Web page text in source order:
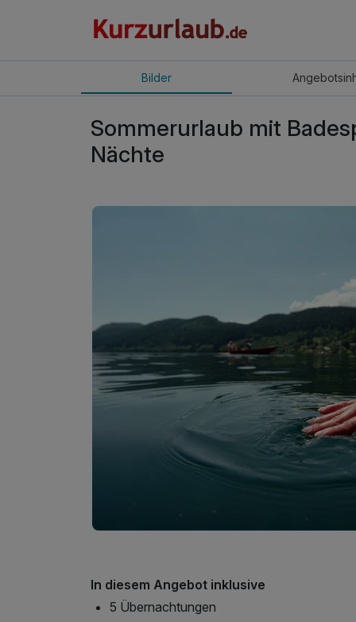
Bilder Angebot
Sommerurlaub mit
Nächte
In diesem Angebot inklusive
5 Übernachtungen